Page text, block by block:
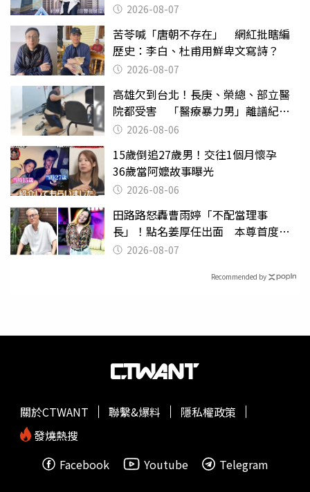
2026-08-07
苦苓喊「唐朝不存在」 網紅批瞎編
歷史：李白、杜甫用鮮卑文寫詩？
2026-08-07
高雄欠到台北！長庚、榮總、部立醫
院都受害 「醫療暴力男」離譜紀錄
曝光2026-08-06
15歲倒追27歲男！交往1個月懷孕
36歲當阿嬤故事曝光
2026-08-06
田路路怒轟曹雨婷「不配當理事
長」！點名姜厚任出面 本尊首度回
應了2026-08-07
Recommended by
關於CTWANT 聯繫&爆料
隱私權政策
發燒熱搜
Facebook
Youtube Telegram